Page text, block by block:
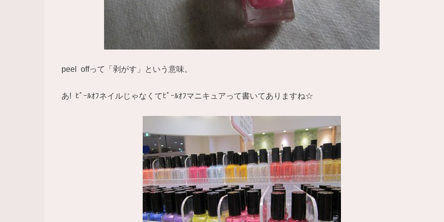
peel offって「剥がす」という意味。
あ! ﾋﾟｰﾙｵﾌネイルじゃなくてﾋﾟｰﾙｵﾌマニキュアって書いてありますね☆